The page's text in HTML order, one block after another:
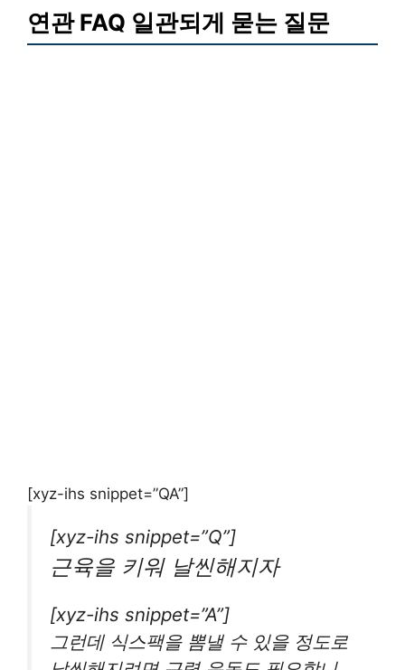
연관 FAQ 일관되게 묻는 질문
[xyz-ihs snippet=”QA”]
[xyz-ihs snippet=”Q”]
근육을 키워 날씬해지자
[xyz-ihs snippet=”A”]
그런데 식스팩을 뽐낼 수 있을 정도로